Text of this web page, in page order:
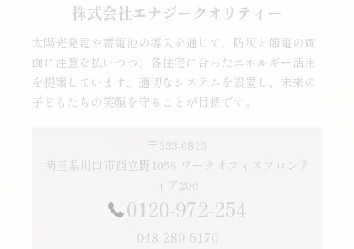
株式会社エナジークオリティー
太陽光発電や蓄電池の導入を通じて、防災と節電の両
面に注意を払いつつ、各住宅に合ったエネルギー活用
を提案しています。適切なシステムを設置し、未来の
子どもたちの笑顔を守ることが目標です。
〒333-0813
埼玉県川口市西立野1058 ワークオフィスフロンテ
ィア206
0120-972-254
048-280-6170